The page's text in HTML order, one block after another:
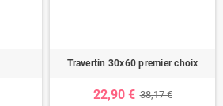
Travertin 30x60 premier choix
22,90 € 38,17 €